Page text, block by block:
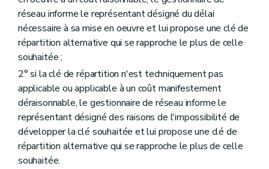
réseau informe le représentant désigné du délai
nécessaire à sa mise en oeuvre et lui propose une clé de
répartition alternative qui se rapproche le plus de celle
souhaitée ;
2° si la clé de répartition n'est techniquement pas
applicable ou applicable à un coût manifestement
déraisonnable, le gestionnaire de réseau informe le
représentant désigné des raisons de l'impossibilité de
développer la clé souhaitée et lui propose une clé de
répartition alternative qui se rapproche le plus de celle
souhaitée.